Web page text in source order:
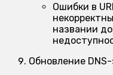
Ошибки в
названии
Обновление